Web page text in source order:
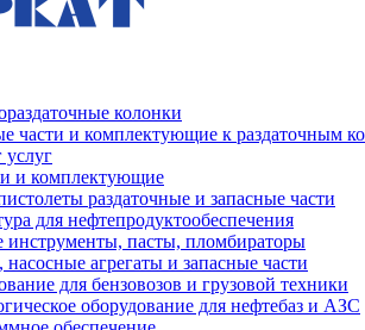
колонки
части и комплектующие к раздаточным
услуг
и комплектующие
раздаточные и запасные части
для нефтепродуктообеспечения
пасты, пломбираторы
агрегаты и запасные части
для бензовозов и грузовой техники
оборудование для нефтебаз и АЗС